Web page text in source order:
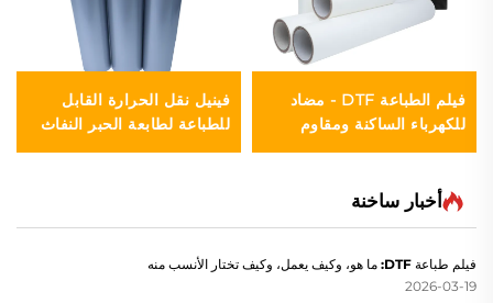
فيلم الطباعة DTF - مضاد
للكهرباء الساكنة ومقاوم
للرطوبة
فينيل نقل الحرارة القابل
للطباعة لطابعة الحبر النفاث
أخبار ساخنة
فيلم طباعة DTF: ما هو، وكيف يعمل، وكيف تختار الأنسب منه
2026-03-19